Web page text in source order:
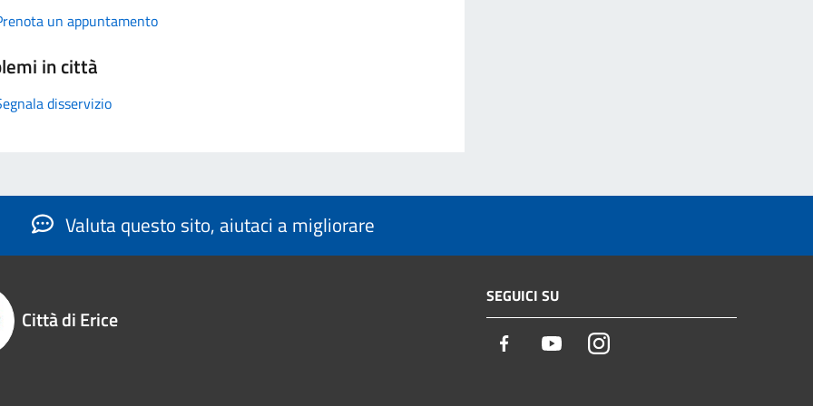
un appuntamento
in città
disservizio
Valuta questo sito, aiutaci a migliorare
Città di Erice
SEGUICI SU
Facebook YoutubeInstagram